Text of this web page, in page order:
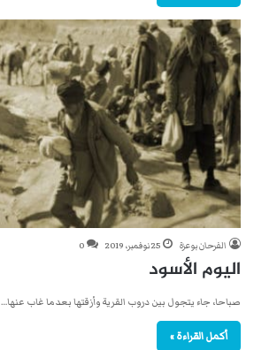
الفرحان بوعزة 25 نوفمبر، 2019 0
اليوم الأسود
صباحا، جاء يتجول بين دروب القرية وأزقتها بعدما غاب عنها…
أكمل القراءة »